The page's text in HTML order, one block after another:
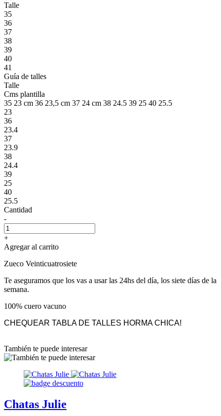
Talle
35
36
37
38
39
40
41
Guía de talles
Talle
Cms plantilla
35 23 cm 36 23,5 cm 37 24 cm 38 24.5 39 25 40 25.5
23
36
23.4
37
23.9
38
24.4
39
25
40
25.5
Cantidad
-
+
Agregar al carrito
Zueco Veinticuatrosiete
Te aseguramos que los vas a usar las 24hs del día, los siete días de la
semana.
100% cuero vacuno
CHEQUEAR TABLA DE TALLES HORMA CHICA!
También te puede interesar
Chatas Julie